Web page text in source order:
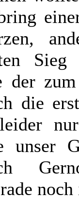
der
die
unser